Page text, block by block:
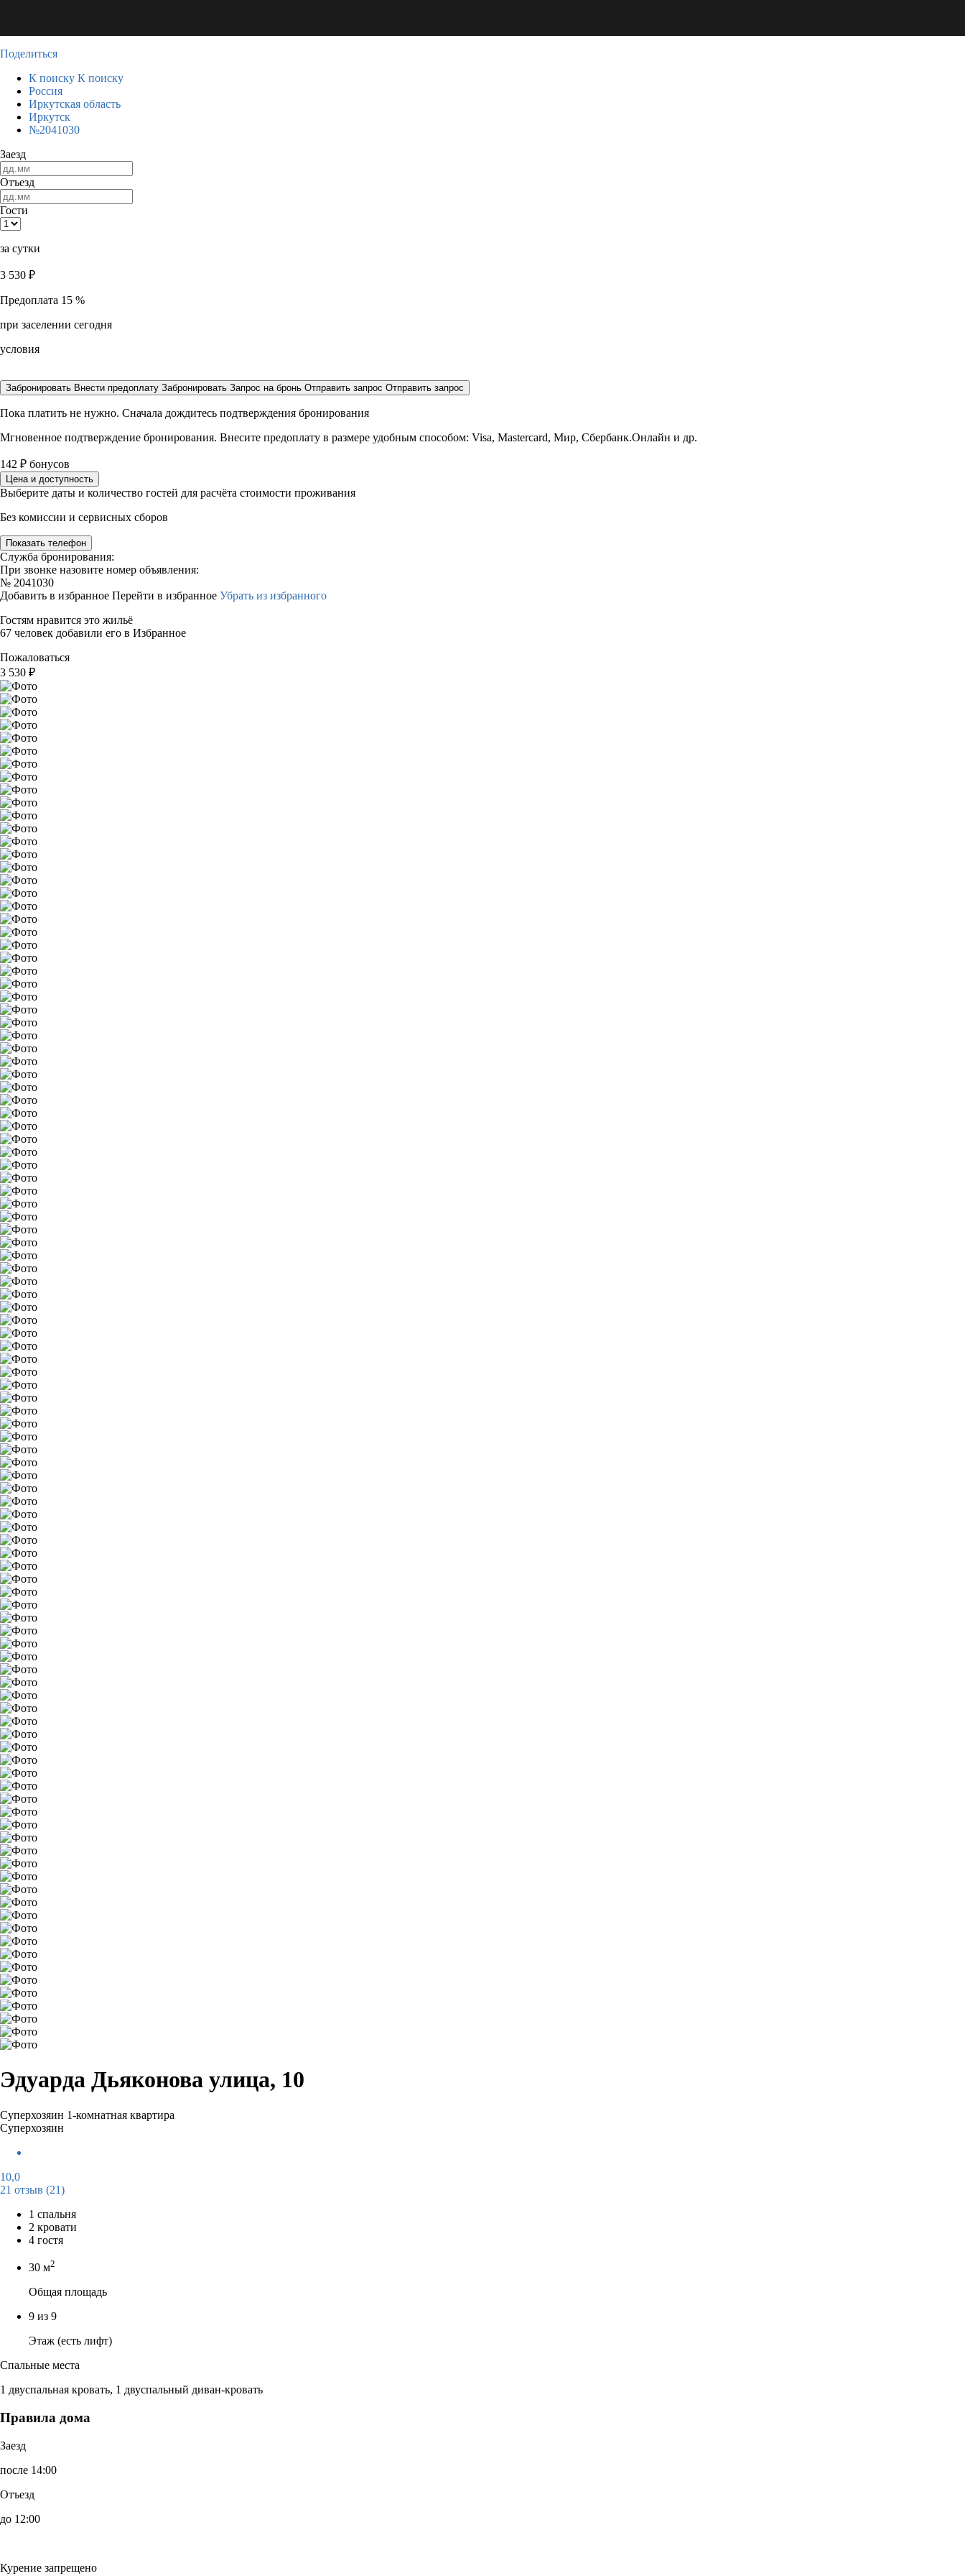
Поделиться
К поиску К поиску
Россия
Иркутская область
Иркутск
№2041030
Заезд
Отъезд
Гости
за сутки
3 530 ₽
Предоплата 15 %
при заселении сегодня
условия
Забронировать Внести предоплату Забронировать Запрос на бронь Отправить запрос Отправить запрос
Пока платить не нужно. Сначала дождитесь подтверждения бронирования
Мгновенное подтверждение бронирования. Внесите предоплату в размере удобным способом: Visa, Mastercard, Мир, Сбербанк.Онлайн и др.
142 ₽ бонусов
Цена и доступность
Выберите даты и количество гостей для расчёта стоимости проживания
Без комиссии и сервисных сборов
Показать телефон
Служба бронирования:
При звонке назовите номер объявления:
№ 2041030
Добавить в избранное Перейти в избранное Убрать из избранного
Гостям нравится это жильё
67 человек добавили его в Избранное
Пожаловаться
3 530 ₽
Эдуарда Дьяконова улица, 10
Суперхозяин 1-комнатная квартира
Суперхозяин
10,0
21 отзыв (21)
1 спальня
2 кровати
4 гостя
30 м2
Общая площадь
9 из 9
Этаж (есть лифт)
Спальные места
1 двуспальная кровать, 1 двуспальный диван-кровать
Правила дома
Заезд
после 14:00
Отъезд
до 12:00
Курение запрещено